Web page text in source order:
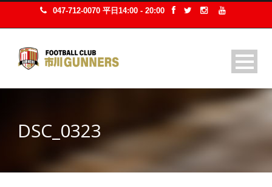
047-712-0070 平日14:00 - 20:00
DSC_0323